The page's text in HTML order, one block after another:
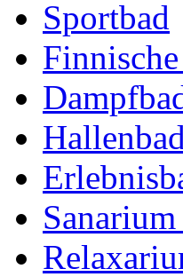
Sportbad
Hallenbad